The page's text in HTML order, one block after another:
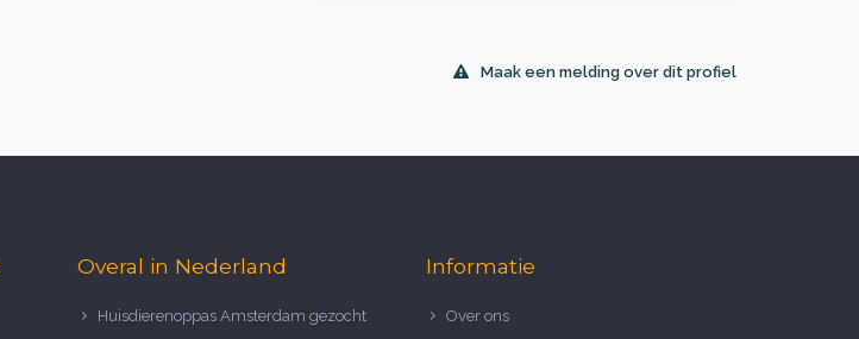
Maak een melding over dit profiel
Overal in Nederland
Huisdierenoppas Amsterdam gezocht
Informatie
Over ons